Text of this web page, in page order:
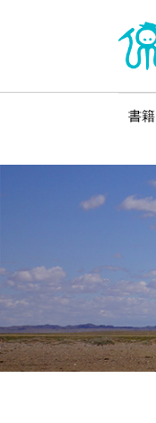
書籍